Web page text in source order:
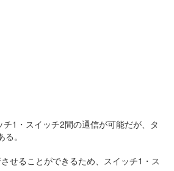
1・スイッチ2間の通信が可能だが、タ
。
せることができるため、スイッチ1・ス